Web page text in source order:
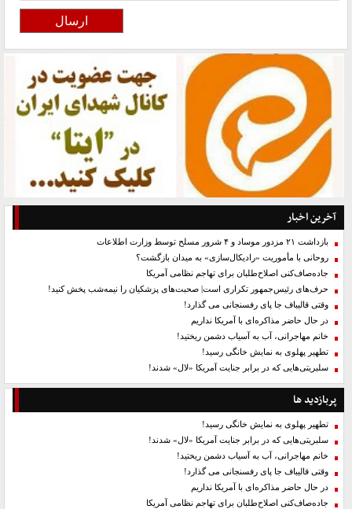
آخرین اخبار
بازداشت ۲۱ مزدور موساد و ۴ شرور مسلح توسط وزارت اطلاعات
روحانی با مأموریت «رادیکال‌سازی» به میدان بازگشت؟
جاده‌صاف‌کنی اصلاح‌طلبان برای تهاجم نظامی آمریکا
حرف‌های رئیس‌جمهور تکراری است| صحبت‌های پزشکیان را نیمه‌شب پخش کنید!
وقتی قالیباف جا پای رفسنجانی می گذارد!
در حال حاضر مذاکره‌ای با آمریکا نداریم
خانم مهاجرانی، آب به آسیاب دشمن ریختید!
تطهیر پهلوی به نمایش خانگی رسید!
سلبریتی‌هایی که در برابر جنایت آمریکا «لال» شدند!
پربازدید ها
تطهیر پهلوی به نمایش خانگی رسید!
سلبریتی‌هایی که در برابر جنایت آمریکا «لال» شدند!
خانم مهاجرانی، آب به آسیاب دشمن ریختید!
وقتی قالیباف جا پای رفسنجانی می گذارد!
در حال حاضر مذاکره‌ای با آمریکا نداریم
جاده‌صاف‌کنی اصلاح‌طلبان برای تهاجم نظامی آمریکا